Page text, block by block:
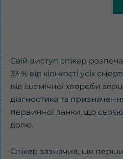
Свій виступ спікер
33 % від кількості усіх
від ішемічної хвороби
діагностика та
первинної ланки, що
долю.
Спікер зазначив, що